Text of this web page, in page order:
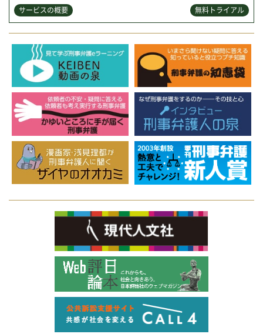
サービスの概要 無料トライアル